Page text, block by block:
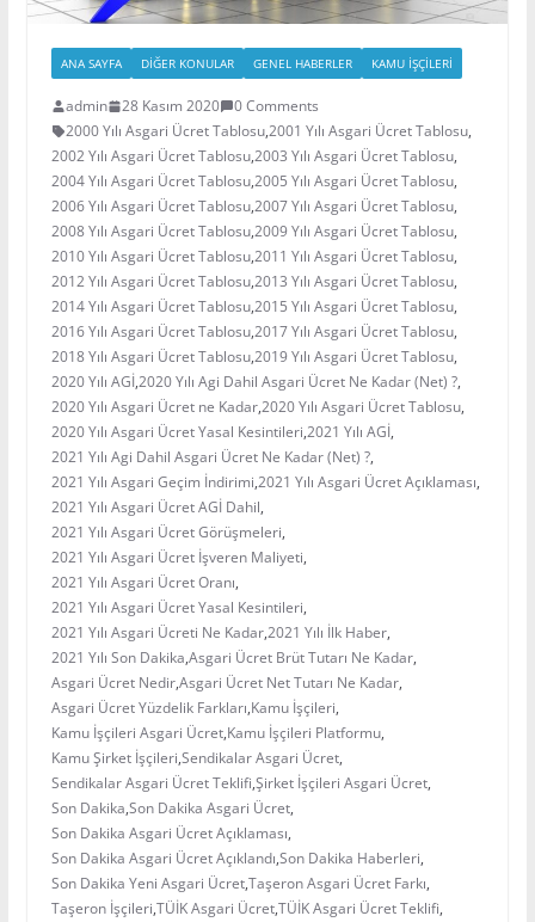
ANA SAYFA DIĞER KONULAR GENEL HABERLER KAMU İŞÇILERI
admin 28 Kasım 2020
0 Comments
2000 Yılı Asgari Ücret Tablosu,2001 Yılı Asgari Ücret Tablosu,
2002 Yılı Asgari Ücret Tablosu,2003 Yılı Asgari Ücret Tablosu,
2004 Yılı Asgari Ücret Tablosu,2005 Yılı Asgari Ücret Tablosu,
2006 Yılı Asgari Ücret Tablosu,2007 Yılı Asgari Ücret Tablosu,
2008 Yılı Asgari Ücret Tablosu,2009 Yılı Asgari Ücret Tablosu,
2010 Yılı Asgari Ücret Tablosu,2011 Yılı Asgari Ücret Tablosu,
2012 Yılı Asgari Ücret Tablosu,2013 Yılı Asgari Ücret Tablosu,
2014 Yılı Asgari Ücret Tablosu,2015 Yılı Asgari Ücret Tablosu,
2016 Yılı Asgari Ücret Tablosu,2017 Yılı Asgari Ücret Tablosu,
2018 Yılı Asgari Ücret Tablosu,2019 Yılı Asgari Ücret Tablosu,
2020 Yılı AGİ,2020 Yılı Agi Dahil Asgari Ücret Ne Kadar (Net) ?,
2020 Yılı Asgari Ücret ne Kadar,2020 Yılı Asgari Ücret Tablosu,
2020 Yılı Asgari Ücret Yasal Kesintileri,2021 Yılı AGİ,
2021 Yılı Agi Dahil Asgari Ücret Ne Kadar (Net) ?,
2021 Yılı Asgari Geçim İndirimi,2021 Yılı Asgari Ücret Açıklaması,
2021 Yılı Asgari Ücret AGİ Dahil,
2021 Yılı Asgari Ücret Görüşmeleri,
2021 Yılı Asgari Ücret İşveren Maliyeti,
2021 Yılı Asgari Ücret Oranı,
2021 Yılı Asgari Ücret Yasal Kesintileri,
2021 Yılı Asgari Ücreti Ne Kadar,2021 Yılı İlk Haber,
2021 Yılı Son Dakika,Asgari Ücret Brüt Tutarı Ne Kadar,
Asgari Ücret Nedir,Asgari Ücret Net Tutarı Ne Kadar,
Asgari Ücret Yüzdelik Farkları,Kamu İşçileri,
Kamu İşçileri Asgari Ücret,Kamu İşçileri Platformu,
Kamu Şirket İşçileri,Sendikalar Asgari Ücret,
Sendikalar Asgari Ücret Teklifi,Şirket İşçileri Asgari Ücret,
Son Dakika,Son Dakika Asgari Ücret,
Son Dakika Asgari Ücret Açıklaması,
Son Dakika Asgari Ücret Açıklandı,Son Dakika Haberleri,
Son Dakika Yeni Asgari Ücret,Taşeron Asgari Ücret Farkı,
Taşeron İşçileri,TÜİK Asgari Ücret,TÜİK Asgari Ücret Teklifi,